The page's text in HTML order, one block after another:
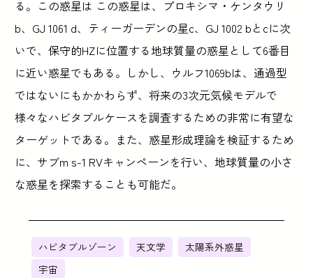
る。この惑星は この惑星は、プロキシマ・ケンタウリ
b、GJ 1061 d、ティーガーデンの星c、GJ 1002 bとcに次
いで、保守的HZに位置する地球質量の惑星として6番目
に近い惑星でもある。しかし、ウルフ1069bは、通過型
ではないにもかかわらず、将来の3次元気候モデルで
様々なハビタブルケースを調査するための非常に有望な
ターゲットである。また、惑星形成理論を検証するため
に、サブm s-1 RVキャンペーンを行い、地球質量の小さ
な惑星を探索することも可能だ。
ハビタブルゾーン 天文学
太陽系外惑星
宇宙